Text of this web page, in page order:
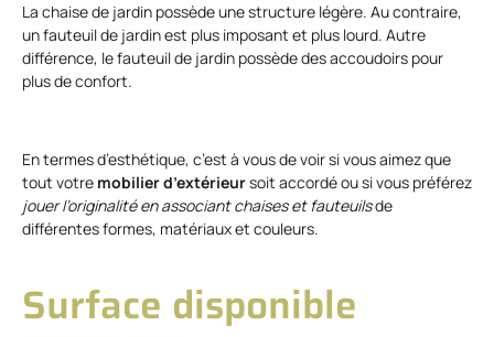
La chaise de jardin possède une structure légère. Au contraire,
un fauteuil de jardin est plus imposant et plus lourd. Autre
différence, le fauteuil de jardin possède des accoudoirs pour
plus de confort.
En termes d’esthétique, c’est à vous de voir si vous aimez que
tout votre mobilier d’extérieursoit accordé ou si vous préférez
jouer l’originalité en associant chaises et fauteuilsde
différentes formes, matériaux et couleurs.
Surface disponible